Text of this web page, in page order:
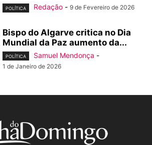
POLÍTICA Redação - 9 de Fevereiro de 2026
Bispo do Algarve critica no Dia
Mundial da Paz aumento da...
POLÍTICA Samuel Mendonça -
1 de Janeiro de 2026